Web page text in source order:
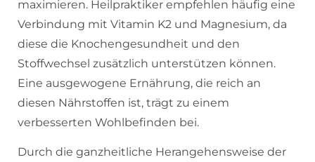
maximieren. Heilpraktiker empfehlen häufig eine
Verbindung mit Vitamin K2 und Magnesium, da
diese die Knochengesundheit und den
Stoffwechsel zusätzlich unterstützen können.
Eine ausgewogene Ernährung, die reich an
diesen Nährstoffen ist, trägt zu einem
verbesserten Wohlbefinden bei.
Durch die ganzheitliche Herangehensweise der